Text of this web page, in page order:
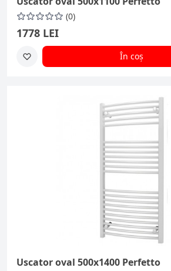
(0)
1778 LEI
În coș
Uscator oval 500x1400 Perfetto